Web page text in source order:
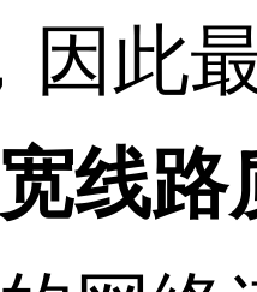
因此
线路